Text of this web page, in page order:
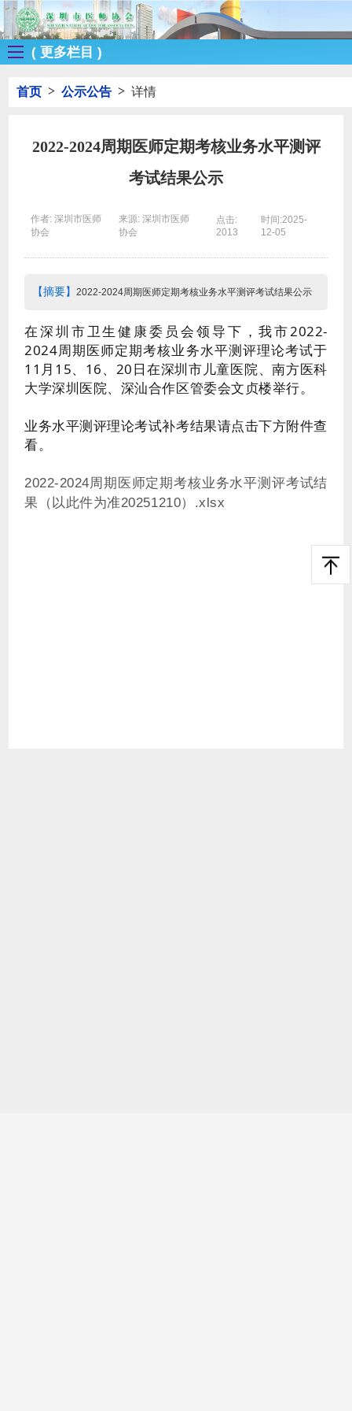
( 更多栏目 )
首页 > 公示公告 > 详情
2022-2024周期医师定期考核业务水平测评
考试结果公示
作者: 深圳市医师
协会
来源: 深圳市医师
协会
点击:
2013
时间:2025-
12-05
【摘要】 2022-2024周期医师定期考核业务水平测评考试结果公示
在深圳市卫生健康委员会领导下，我市2022-
2024周期医师定期考核业务水平测评理论考试于
11月15、16、20日在深圳市儿童医院、南方医科
大学深圳医院、深汕合作区管委会文贞楼举行。
业务水平测评理论考试补考结果请点击下方附件查
看。
2022-2024周期医师定期考核业务水平测评考试结
果（以此件为准20251210）.xlsx